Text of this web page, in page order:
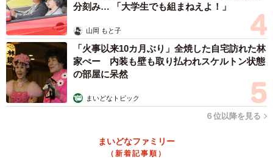
分刻み… 「大学生でも組まねえよ！」
山岡 もと子
「火事以来10カ月ぶり」全焼した自宅訪れた林
家ぺー 内装も壁も取り払われスケルトン状態
の部屋に呆然
まいどなトピック
６位以降を見る
まいどなファミリー
（新着記事順）